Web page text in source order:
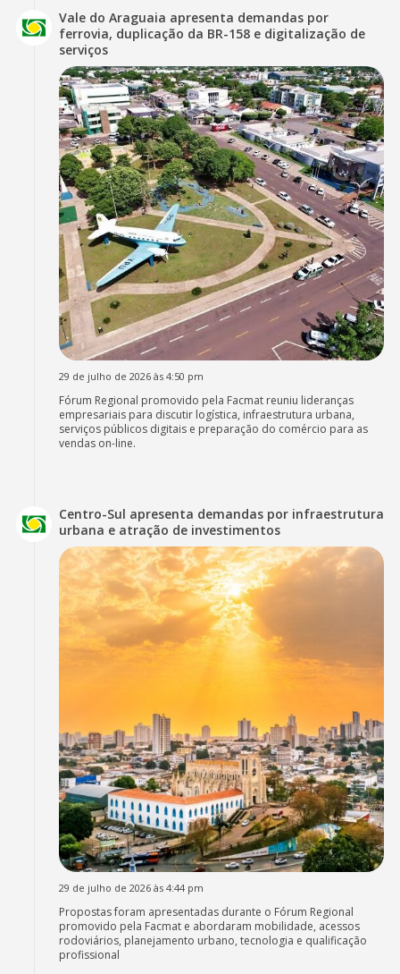
Vale do Araguaia apresenta demandas por
ferrovia, duplicação da BR-158 e digitalização de
serviços
29 de julho de 2026 às 4:50 pm
Fórum Regional promovido pela Facmat reuniu lideranças
empresariais para discutir logística, infraestrutura urbana,
serviços públicos digitais e preparação do comércio para as
vendas on-line.
Centro-Sul apresenta demandas por infraestrutura
urbana e atração de investimentos
29 de julho de 2026 às 4:44 pm
Propostas foram apresentadas durante o Fórum Regional
promovido pela Facmat e abordaram mobilidade, acessos
rodoviários, planejamento urbano, tecnologia e qualificação
profissional